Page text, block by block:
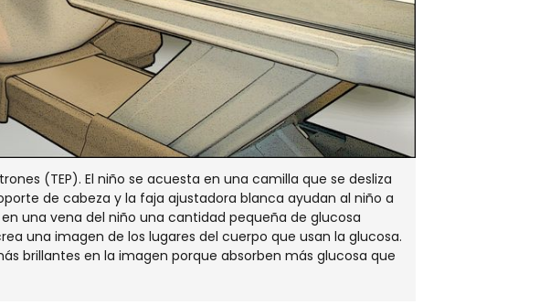
(TEP). El niño se acuesta en una camilla que se desliza
de cabeza y la faja ajustadora blanca ayudan al niño a
una vena del niño una cantidad pequeña de glucosa
una imagen de los lugares del cuerpo que usan la glucosa.
brillantes en la imagen porque absorben más glucosa que